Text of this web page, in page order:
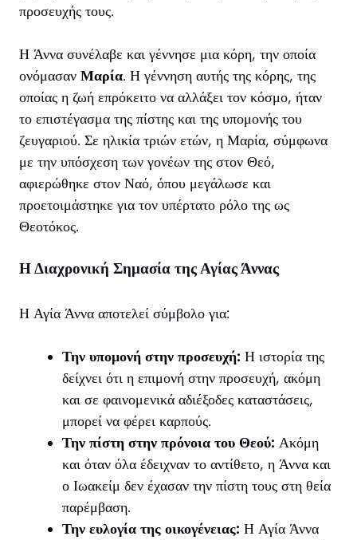
προσευχής τους.
Η Άννα συνέλαβε και γέννησε μια κόρη, την οποία
ονόμασαν Μαρία. Η γέννηση αυτής της κόρης, της
οποίας η ζωή επρόκειτο να αλλάξει τον κόσμο, ήταν
το επιστέγασμα της πίστης και της υπομονής του
ζευγαριού. Σε ηλικία τριών ετών, η Μαρία, σύμφωνα
με την υπόσχεση των γονέων της στον Θεό,
αφιερώθηκε στον Ναό, όπου μεγάλωσε και
προετοιμάστηκε για τον υπέρτατο ρόλο της ως
Θεοτόκος.
Η Διαχρονική Σημασία της Αγίας Άννας
Η Αγία Άννα αποτελεί σύμβολο για:
Την υπομονή στην προσευχή: Η ιστορία της
δείχνει ότι η επιμονή στην προσευχή, ακόμη
και σε φαινομενικά αδιέξοδες καταστάσεις,
μπορεί να φέρει καρπούς.
Την πίστη στην πρόνοια του Θεού: Ακόμη
και όταν όλα έδειχναν το αντίθετο, η Άννα και
ο Ιωακείμ δεν έχασαν την πίστη τους στη θεία
παρέμβαση.
Την ευλογία της οικογένειας: Η Αγία Άννα